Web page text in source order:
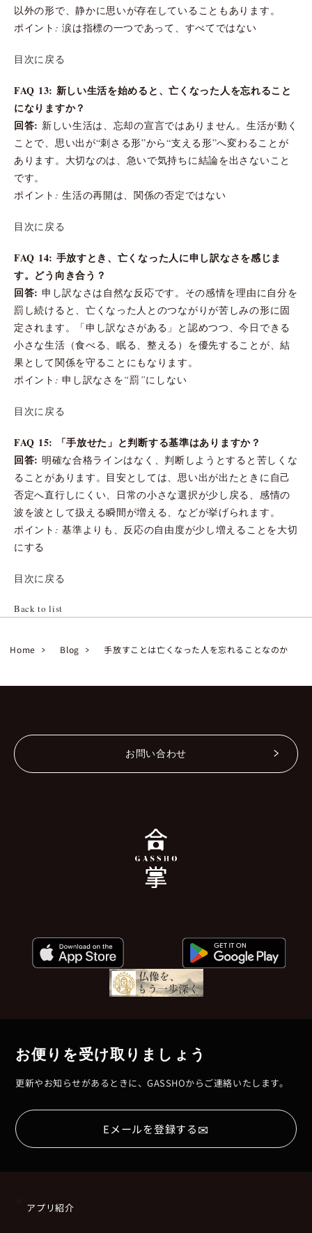
以外の形で、静かに思いが存在していることもあります。
ポイント: 涙は指標の一つであって、すべてではない
目次に戻る
FAQ 13: 新しい生活を始めると、亡くなった人を忘れること
になりますか？
回答: 新しい生活は、忘却の宣言ではありません。生活が動く
ことで、思い出が“刺さる形”から“支える形”へ変わることが
あります。大切なのは、急いで気持ちに結論を出さないこと
です。
ポイント: 生活の再開は、関係の否定ではない
目次に戻る
FAQ 14: 手放すとき、亡くなった人に申し訳なさを感じま
す。どう向き合う？
回答: 申し訳なさは自然な反応です。その感情を理由に自分を
罰し続けると、亡くなった人とのつながりが苦しみの形に固
定されます。「申し訳なさがある」と認めつつ、今日できる
小さな生活（食べる、眠る、整える）を優先することが、結
果として関係を守ることにもなります。
ポイント: 申し訳なさを“罰”にしない
目次に戻る
FAQ 15: 「手放せた」と判断する基準はありますか？
回答: 明確な合格ラインはなく、判断しようとすると苦しくな
ることがあります。目安としては、思い出が出たときに自己
否定へ直行しにくい、日常の小さな選択が少し戻る、感情の
波を波として扱える瞬間が増える、などが挙げられます。
ポイント: 基準よりも、反応の自由度が少し増えることを大切
にする
目次に戻る
Back to list
Home Blog 手放すことは亡くなった人を忘れることなのか
お問い合わせ
お便りを受け取りましょう
更新やお知らせがあるときに、GASSHOからご連絡いたします。
Eメールを登録する✉
アプリ紹介